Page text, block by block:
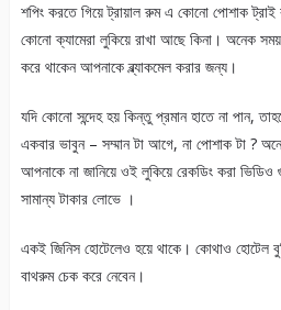
শপিং করতে গিয়ে ট্রায়াল রুম এ কোনো পোশাক
কোনো ক্যামেরা লুকিয়ে রাখা আছে কিনা। অনেক
করে থাকেন আপনাকে ব্ল্যাকমেল করার জন্য।
যদি কোনো সন্দেহ হয় কিন্তু প্রমান হাতে না পান,
একবার ভাবুন – সম্মান টা আগে, না পোশাক টা ?
আপনাকে না জানিয়ে ওই লুকিয়ে রেকডিং করা ভিডিও
সামান্য টাকার লোভে ।
একই জিনিস হোটেলেও হয়ে থাকে। কোথাও হোটেল
বাথরুম চেক করে নেবেন।